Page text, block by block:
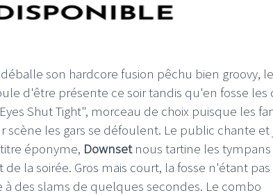
son hardcore fusion pêchu bien groovy,
d'être présente ce soir tandis qu'en fosse les
Shut Tight", morceau de choix puisque les
les gars se défoulent. Le public chante
éponyme, Downsetnous tartine les
la soirée. Gros mais court, la fosse n'étant pas
des slams de quelques secondes. Le combo